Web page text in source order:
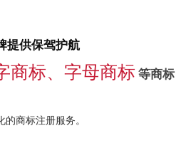
提供保驾护航
商标、字母商标 等商标
商标注册服务。